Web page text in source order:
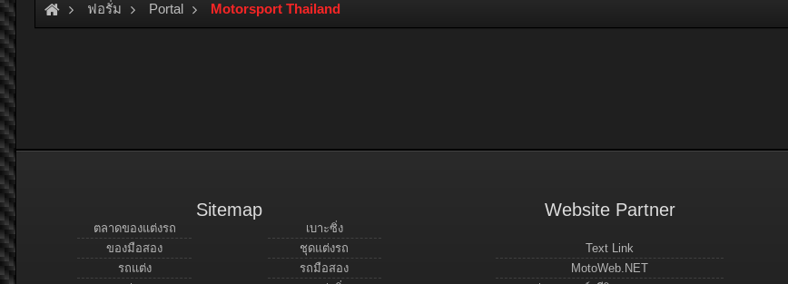
ฟอรั่ม Portal Motorsport Thailand
Sitemap
ตลาดของแต่งรถ
ของมือสอง
รถแต่ง
เบาะซิ่ง
ชุดแต่งรถ
รถมือสอง
Website Partner
Text Link
MotoWeb.NET